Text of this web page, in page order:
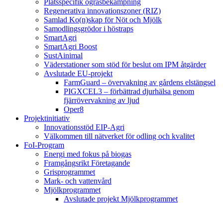
Platsspecifik ogräsbekämpning
Regenerativa innovationszoner (RIZ)
Samlad Ko(n)skap för Nöt och Mjölk
Samodlingsgrödor i höstraps
SmartAgri
SmartAgri Boost
SustAinimal
Väderstationer som stöd för beslut om IPM åtgärder
Avslutade EU-projekt
FarmGuard – övervakning av gårdens elstängsel
PIGXCEL3 – förbättrad djurhälsa genom
fjärrövervakning av ljud
Oper8
Projektinitiativ
Innovationsstöd EIP-Agri
Välkommen till nätverket för odling och kvalitet
FoI-Program
Energi med fokus på biogas
Framgångsrikt Företagande
Grisprogrammet
Mark- och vattenvård
Mjölkprogrammet
Avslutade projekt Mjölkprogrammet